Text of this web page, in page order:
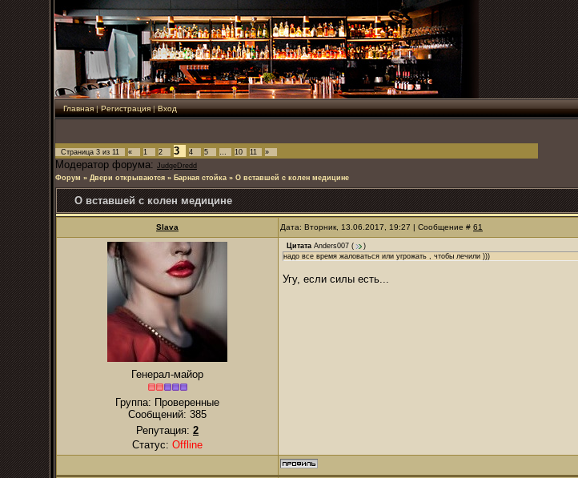
Главная|Регистрация|Вход
Страница 3 из 11 « 1 2 3 4 5 … 10 11 »
Модератор форума: JudgeDredd
Форум » Двери открываются » Барная стойка » О вставшей с колен медицине
О вставшей с колен медицине
Slava Дата: Вторник, 13.06.2017, 19:27 | Сообщение # 61
Генерал-майор
Группа: Проверенные
Сообщений: 385
Репутация: 2
Статус: Offline
Цитата Anders007 (
)
надо все время жаловаться или угрожать , чтобы лечили )))
Угу, если силы есть...